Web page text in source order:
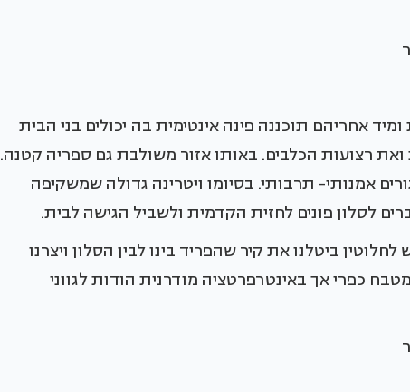
אחריהם תוכננה פינה אינטימית בה יכולים בני הבית
רצועות הכלבים. באותו אזור משולבת גם ספריה קטנה.
אמנותי- תרבותי. בסיומו ויטרינה גדולה שמשקיפה
לסלון פונים לחזית הקדמית ולשביל הגישה לבית.
ביטלנו את קיר שהפריד בינו לבין הסלון ויצרנו
כפרי אך באינטרפרטציה מודרנית הודות לגווני